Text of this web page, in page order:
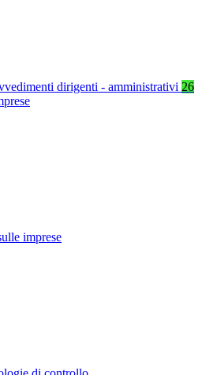
dirigenti - amministrativi 26
imprese